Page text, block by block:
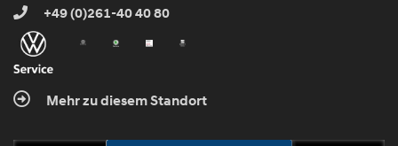
+49 (0)261-40 40 80
Mehr zu diesem Standort